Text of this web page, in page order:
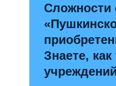
Сложности
Знаете,